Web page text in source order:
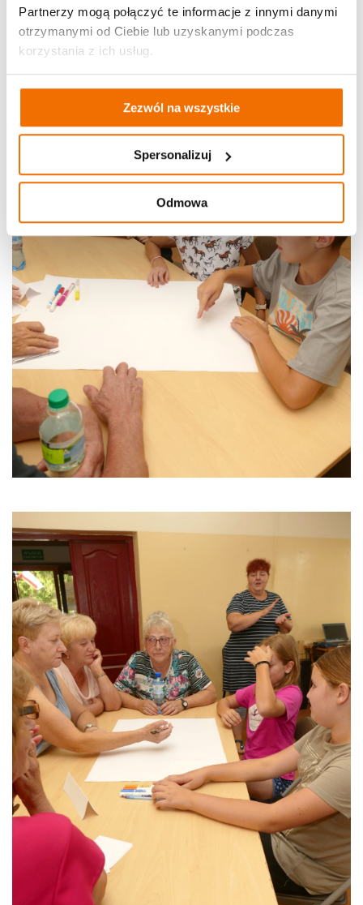
Partnerzy mogą połączyć te informacje z innymi danymi
otrzymanymi od Ciebie lub uzyskanymi podczas
korzystania z ich usług.
Zezwól na wszystkie
Spersonalizuj
Odmowa